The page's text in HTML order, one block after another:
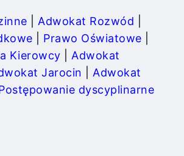
Adwokat Rozwód
Prawo Oświatowe
Kierowcy
Adwokat
Jarocin
Adwokat
dyscyplinarne